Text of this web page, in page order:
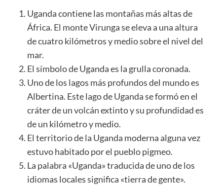
Uganda contiene las montañas más altas de
África. El monte Virunga se eleva a una altura
de cuatro kilómetros y medio sobre el nivel del
mar.
El símbolo de Uganda es la grulla coronada.
Uno de los lagos más profundos del mundo es
Albertina. Este lago de Uganda se formó en el
cráter de unvolcánextinto y su profundidad es
de un kilómetro y medio.
El territorio de la Uganda moderna alguna vez
estuvo habitado por el pueblo pigmeo.
La palabra «Uganda» traducida de uno de los
idiomas locales significa «tierra de gente».